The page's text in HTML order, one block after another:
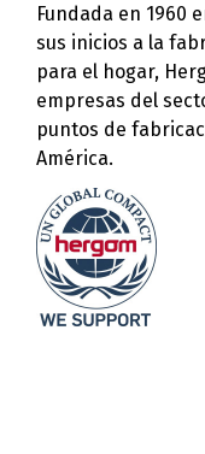
Fundada en 1960
sus inicios a la
para el hogar,
empresas del
puntos de
América.